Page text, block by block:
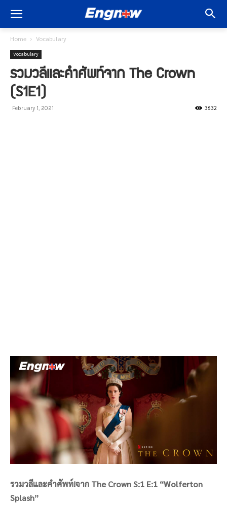
Home Vocabulary
Vocabulary
รวมวลีและคำศัพท์จาก The Crown
(S1E1)
February 1, 2021 3632
รวมวลีและคำศัพท์!จาก The Crown S:1 E:1 “Wolferton
Splash”